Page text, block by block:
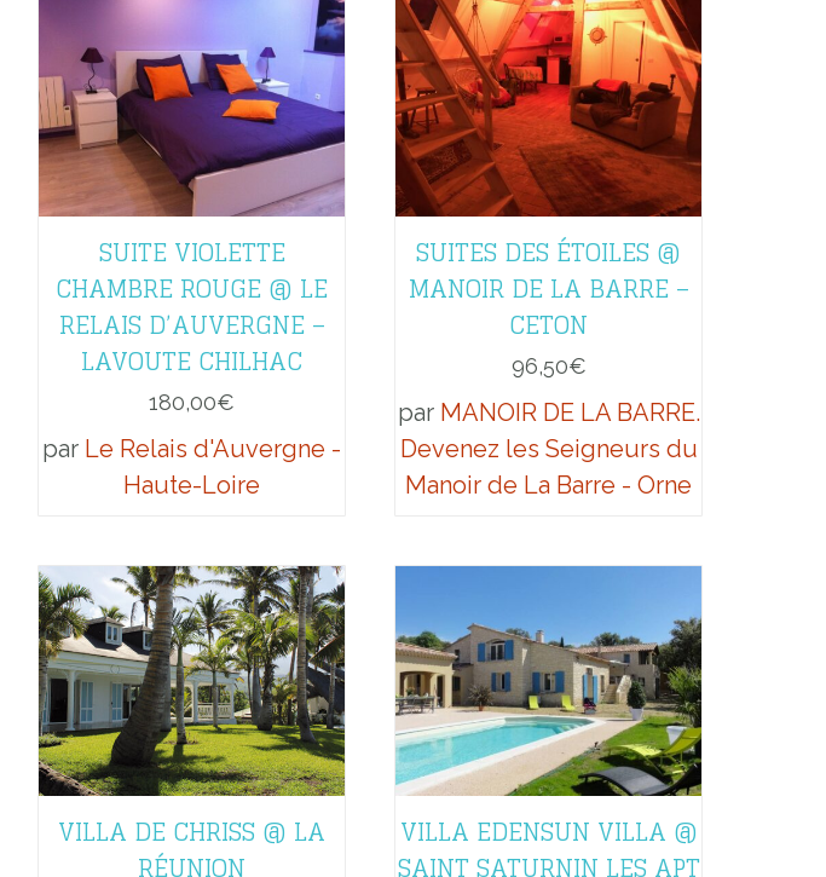
SUITE VIOLETTE
CHAMBRE ROUGE @ LE
RELAIS D’AUVERGNE –
LAVOUTE CHILHAC
180,00€
par Le Relais d'Auvergne -
Haute-Loire
SUITES DES ÉTOILES @
MANOIR DE LA BARRE –
CETON
96,50€
par MANOIR DE LA BARRE.
Devenez les Seigneurs du
Manoir de La Barre - Orne
VILLA DE CHRISS @ LA
RÉUNION
VILLA EDENSUN VILLA @
SAINT SATURNIN LES APT